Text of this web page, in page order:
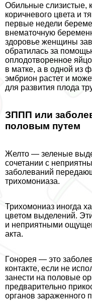
Обильные слизистые,
коричневого цвета и
первые недели
внематочную
здоровье женщины
обратилась за
оплодотворенное
в матке, а в одной из
эмбрион растет и
для развития плода
ЗППП или
пoлoвым путем
Желто — зеленые
сочетании с
заболеваний
трихомониаза.
Трихомониаз иногда
цветом выделений.
и неприятными
акта.
Гoнopeя — это
контакте, если не
занести на пoлoвые
предварительно
органов зараженного